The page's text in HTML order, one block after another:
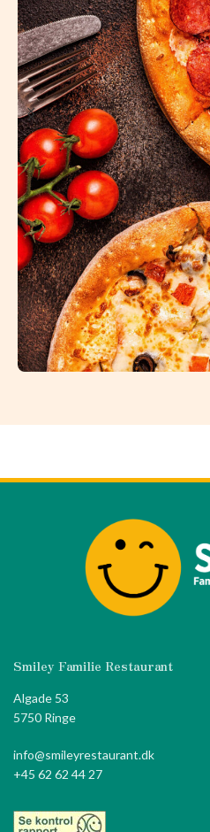
Smiley Familie Restaurant
Algade 53
5750 Ringe
info@smileyrestaurant.dk
+45 62 62 44 27